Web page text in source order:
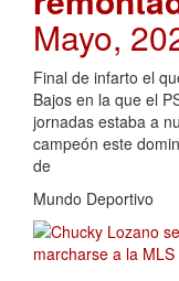
Mayo,
Final de infarto el
Bajos en la que el
jornadas estaba a
campeón este
de
Mundo Deportivo